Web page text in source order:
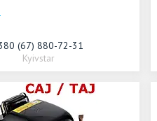
(67) 880-72-31
Kyivstar